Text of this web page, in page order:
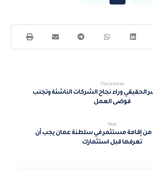
The previous
الحقيقي وراء نجاح الشركات الناشئة وتجنب
فوضى العمل
Next
من إقامة مستثمر في سلطنة عمان يجب أن
تعرفها قبل استثمارك